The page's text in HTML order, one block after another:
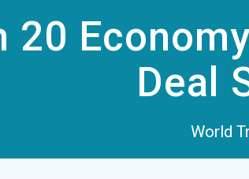
20
Deal
World